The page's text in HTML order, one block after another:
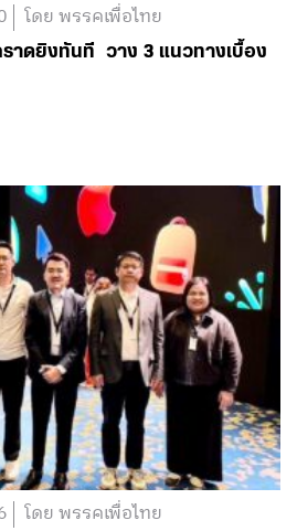
โดย พรรคเพื่อไทย
ราดยิงทันที วาง 3 แนวทางเบื้อง
โดย พรรคเพื่อไทย